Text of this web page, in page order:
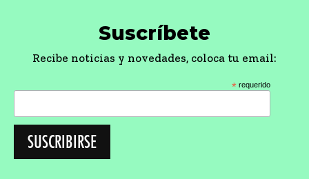
Suscríbete
Recibe noticias y novedades, coloca tu email:
* requerido